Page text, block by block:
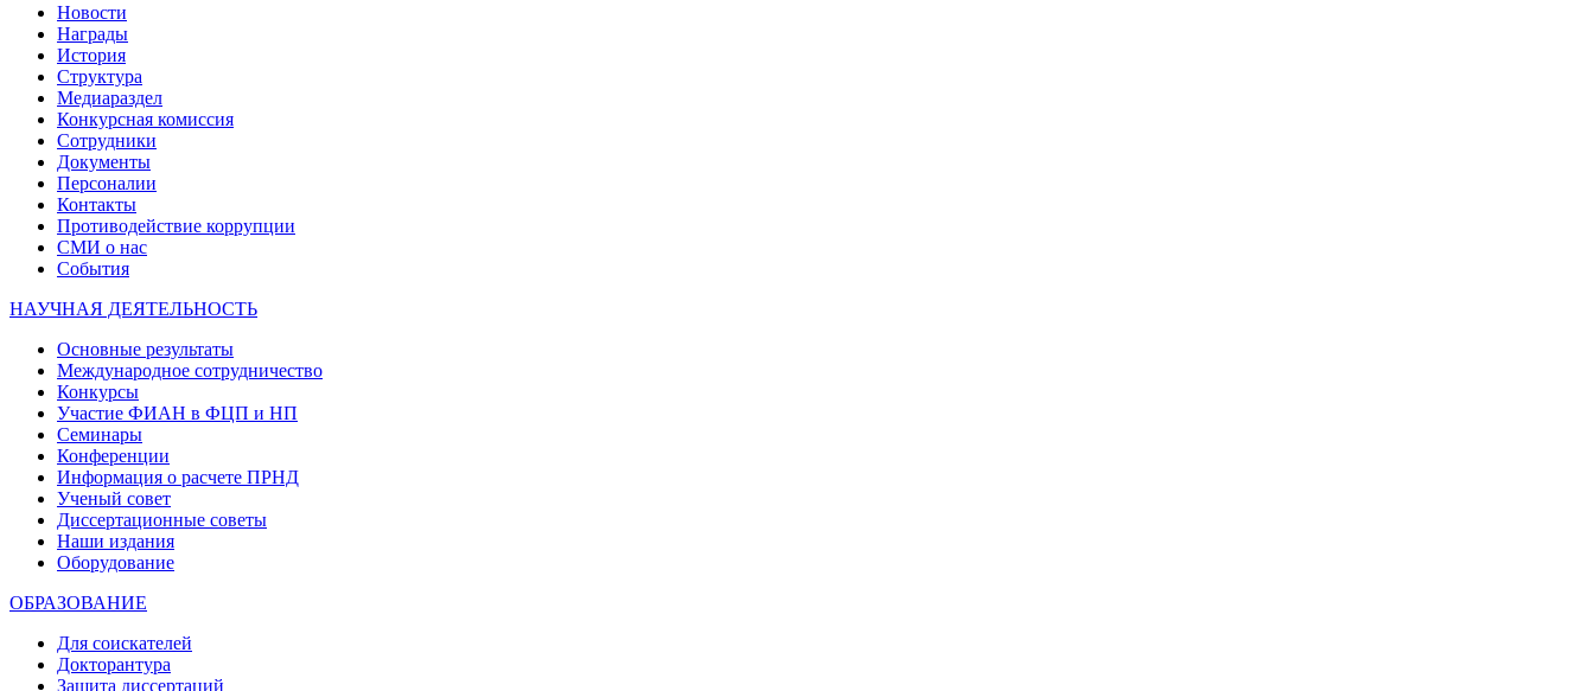
Новости
Награды
История
Структура
Медиараздел
Конкурсная комиссия
Сотрудники
Документы
Персоналии
Контакты
Противодействие коррупции
СМИ о нас
События
НАУЧНАЯ ДЕЯТЕЛЬНОСТЬ
Основные результаты
Международное сотрудничество
Конкурсы
Участие ФИАН в ФЦП и НП
Семинары
Конференции
Информация о расчете ПРНД
Ученый совет
Диссертационные советы
Наши издания
Оборудование
ОБРАЗОВАНИЕ
Для соискателей
Докторантура
Защита диссертаций